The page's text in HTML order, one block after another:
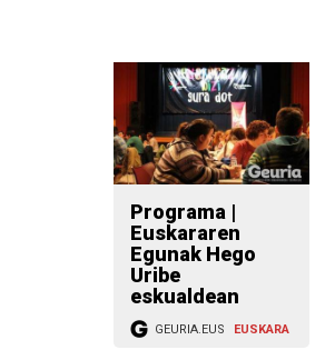
Programa |
Euskararen
Egunak Hego
Uribe
eskualdean
GEURIA.EUS EUSKARA